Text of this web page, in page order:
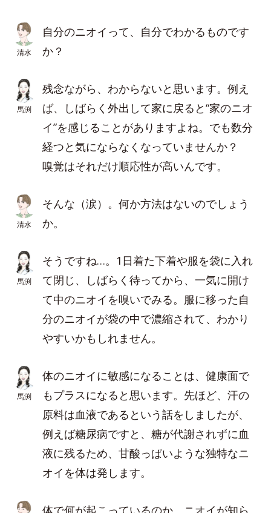
清水
自分のニオイって、自分でわかるものです
か？
馬渕
残念ながら、わからないと思います。例え
ば、しばらく外出して家に戻ると“家のニオ
イ”を感じることがありますよね。でも数分
経つと気にならなくなっていませんか？
嗅覚はそれだけ順応性が高いんです。
清水
そんな（涙）。何か方法はないのでしょう
か。
馬渕
そうですね…。1日着た下着や服を袋に入れ
て閉じ、しばらく待ってから、一気に開け
て中のニオイを嗅いでみる。服に移った自
分のニオイが袋の中で濃縮されて、わかり
やすいかもしれません。
馬渕
体のニオイに敏感になることは、健康面で
もプラスになると思います。先ほど、汗の
原料は血液であるという話をしましたが、
例えば糖尿病ですと、糖が代謝されずに血
液に残るため、甘酸っぱいような独特なニ
オイを体は発します。
体で何が起こっているのか、ニオイが知ら